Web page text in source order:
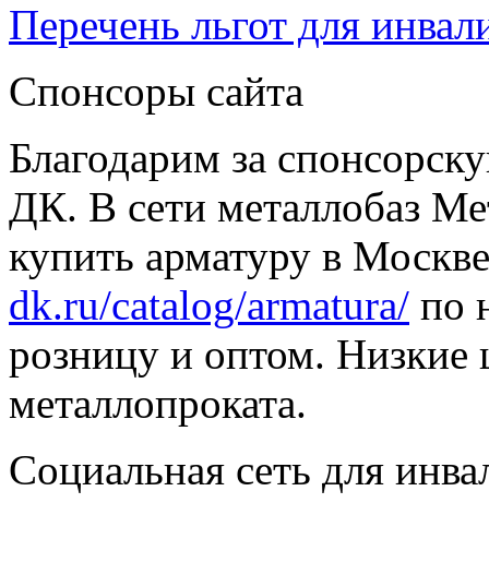
Перечень льгот для
Спонсоры сайта
Благодарим за
ДК. В сети металлобаз
купить арматуру в
dk.ru/catalog/armatura/ по
розницу и оптом. Низкие
металлопроката.
Социальная сеть для